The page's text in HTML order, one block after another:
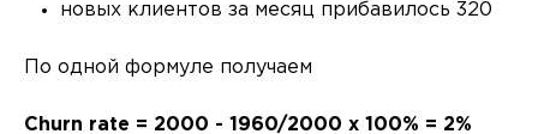
новых клиентов за месяц прибавилось 320
По одной формуле получаем
Churn rate = 2000 - 1960/2000 x 100% = 2%